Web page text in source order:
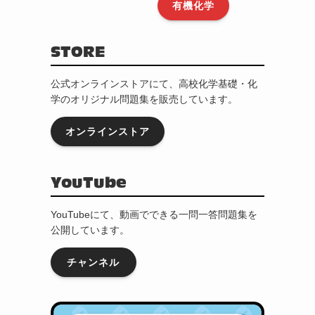
有機化学
STORE
公式オンラインストアにて、高校化学基礎・化
学のオリジナル問題集を販売しています。
オンラインストア
YouTube
YouTubeにて、動画でできる一問一答問題集を
公開しています。
チャンネル